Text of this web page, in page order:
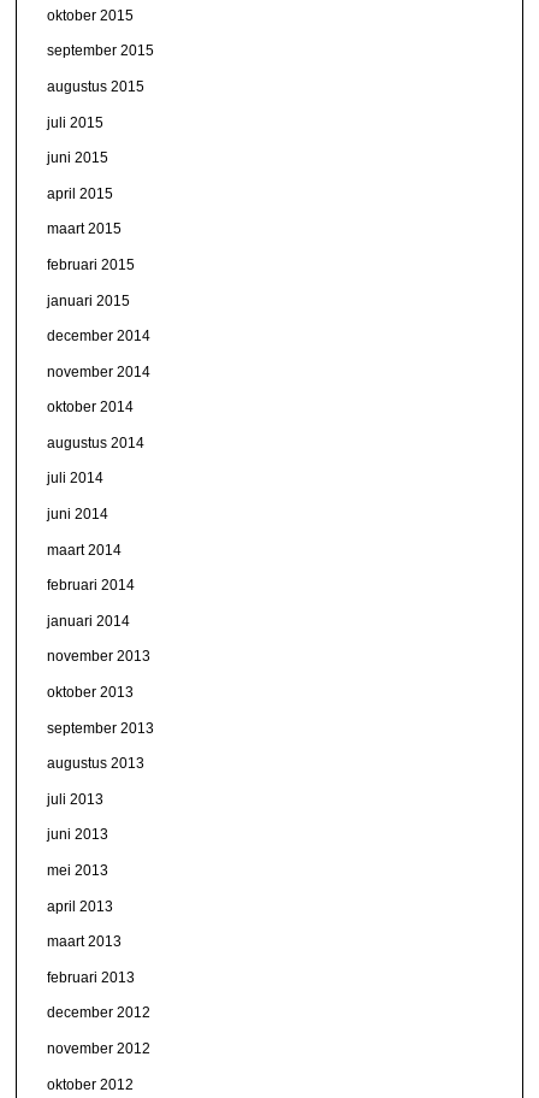
oktober 2015
september 2015
augustus 2015
juli 2015
juni 2015
april 2015
maart 2015
februari 2015
januari 2015
december 2014
november 2014
oktober 2014
augustus 2014
juli 2014
juni 2014
maart 2014
februari 2014
januari 2014
november 2013
oktober 2013
september 2013
augustus 2013
juli 2013
juni 2013
mei 2013
april 2013
maart 2013
februari 2013
december 2012
november 2012
oktober 2012